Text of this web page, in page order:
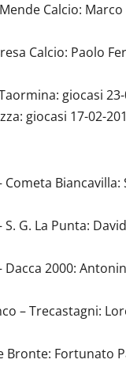
Calcio:
Calcio: Paolo
giocasi
giocasi 17-02-
Cometa Biancavilla:
S. G. La Punta:
2000:
– Trecastagni:
Bronte: Fortunato